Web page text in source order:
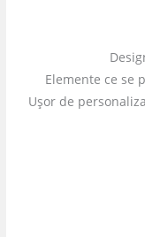
Elemente ce se
Ușor de